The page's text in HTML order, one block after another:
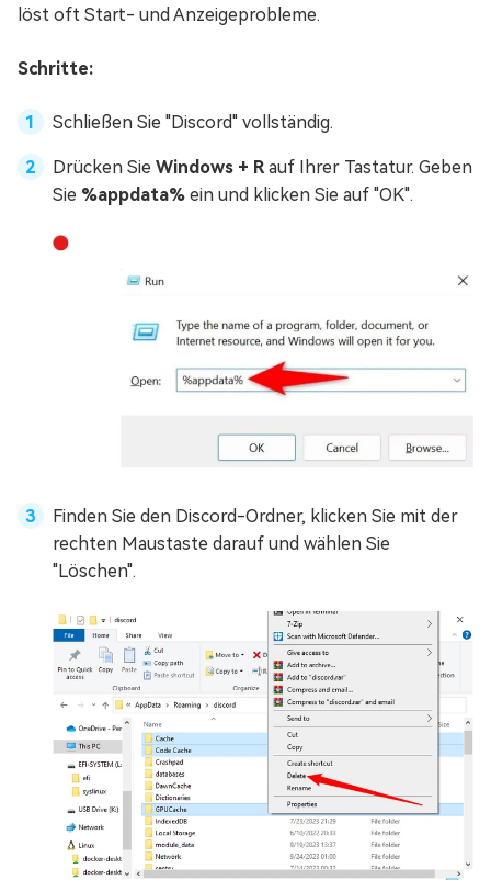
löst oft Start- und Anzeigeprobleme.
Schritte:
Schließen Sie "Discord" vollständig.
Drücken Sie Windows + Rauf Ihrer Tastatur. Geben
Sie %appdata% ein und klicken Sie auf "OK".
Finden Sie den Discord-Ordner, klicken Sie mit der
rechten Maustaste darauf und wählen Sie
"Löschen".